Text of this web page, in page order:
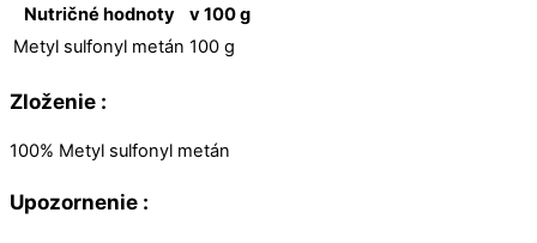
Nutričné hodnoty
v 100 g
Metyl sulfonyl metán 100 g
Zloženie :
100% Metyl sulfonyl metán
Upozornenie :